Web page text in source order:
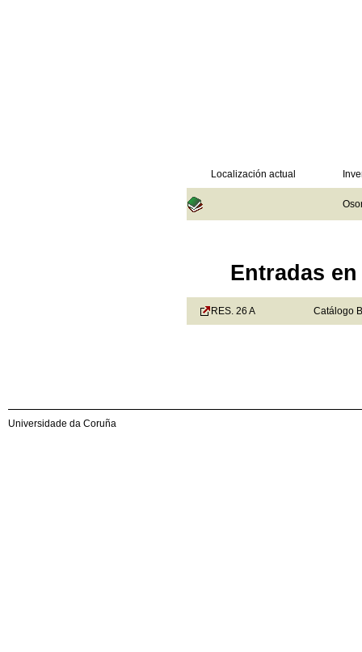
Localización actual
Entradas
RES. 26 A Catálogo
Universidade da Coruña